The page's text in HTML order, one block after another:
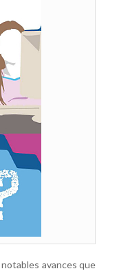
avances que